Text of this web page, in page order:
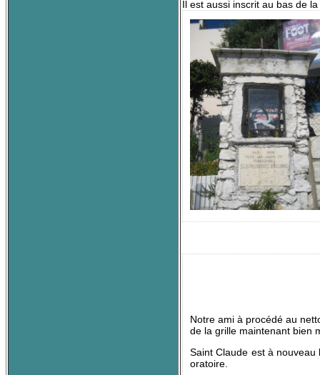
Il est aussi inscrit au bas de
Notre ami à procédé au
de la grille maintenant bien
Saint Claude est à
oratoire.